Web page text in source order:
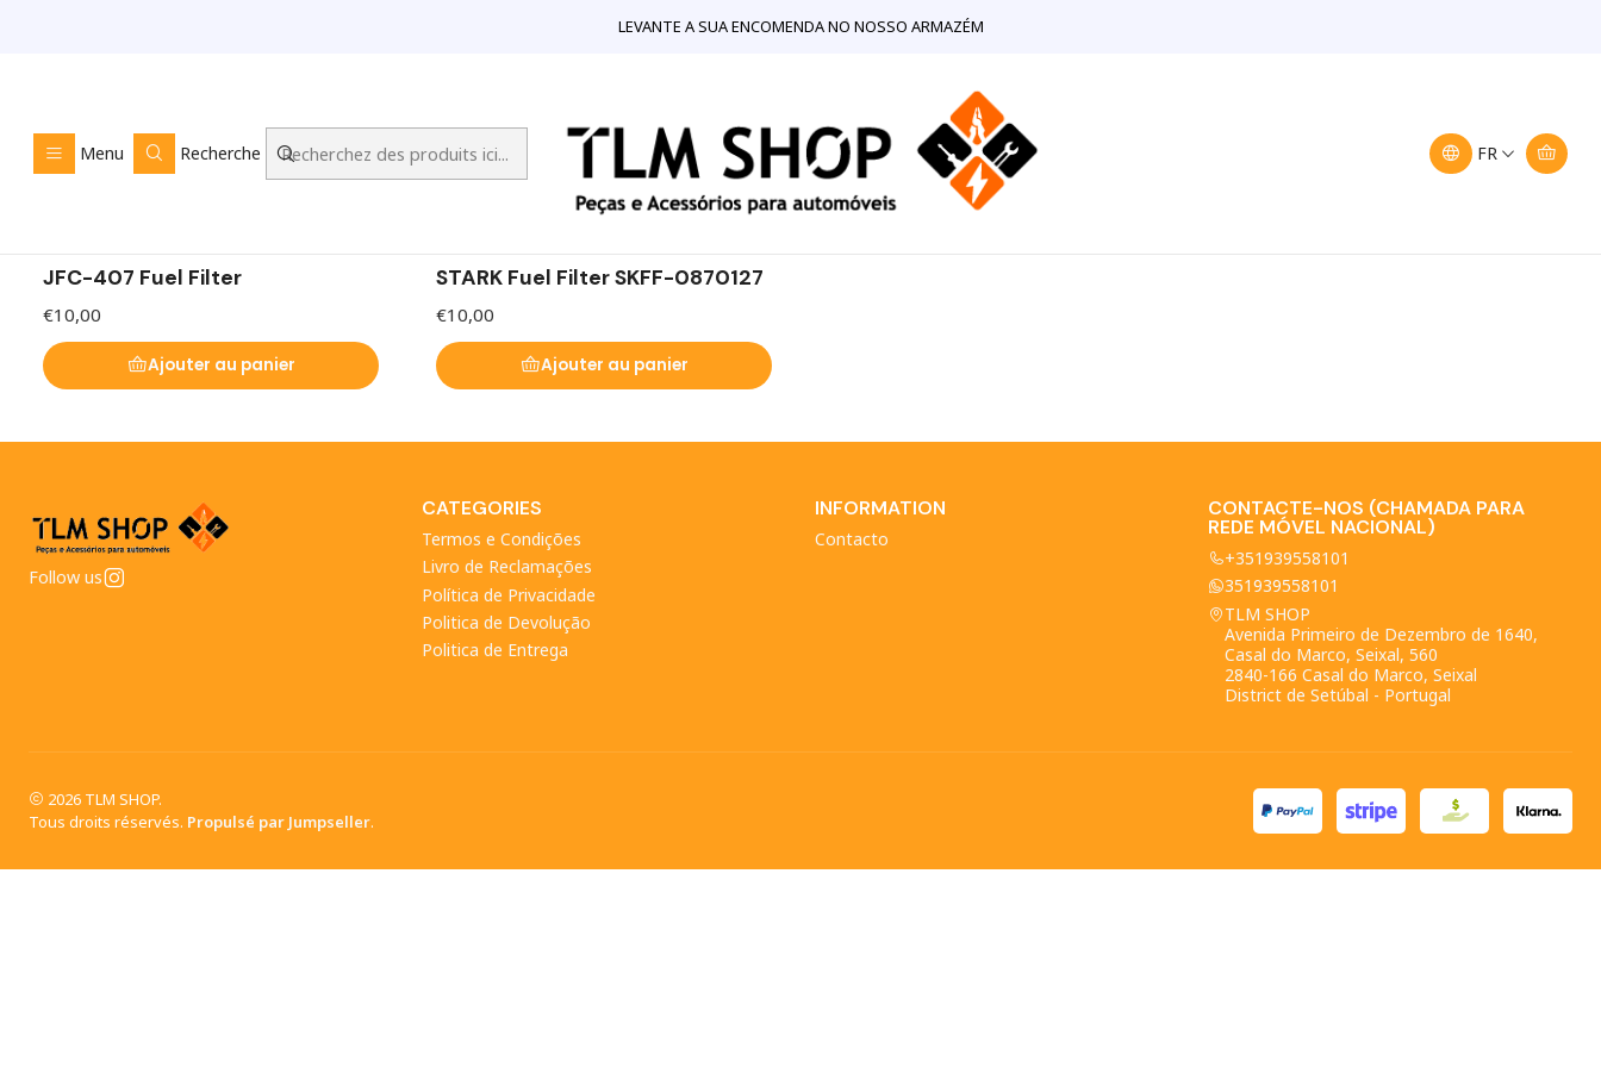
Menu Recherche FR
LEVANTE A SUA ENCOMENDA NO NOSSO ARMAZÉM
Accueil LOJA ONLINE Mecânica Filtros de Combustível
Temos Filtro de combustível a um preço acessível para todas as marcas de automóveis.
JFC-407 Fuel Filter
€10,00
Ajouter au panier
STARK Fuel Filter SKFF-0870127
€10,00
Ajouter au panier
Follow us
CATEGORIES
Termos e Condições
Livro de Reclamações
Política de Privacidade
Politica de Devolução
Politica de Entrega
INFORMATION
Contacto
CONTACTE-NOS (CHAMADA PARA
REDE MÓVEL NACIONAL)
+351939558101
351939558101
TLM SHOP
Avenida Primeiro de Dezembro de 1640,
Casal do Marco, Seixal, 560
2840-166 Casal do Marco, Seixal
District de Setúbal - Portugal
2026 TLM SHOP.
Tous droits réservés. Propulsé par Jumpseller.